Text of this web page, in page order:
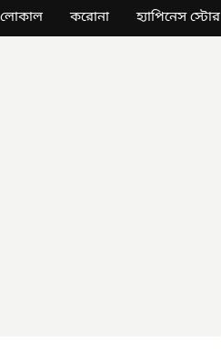
লোকাল করোনা হ্যাপিনেস স্টোর